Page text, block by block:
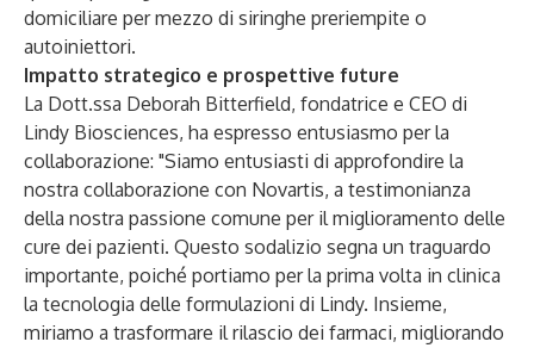
domiciliare per mezzo di siringhe preriempite o
autoiniettori.
Impatto strategico e prospettive future
La Dott.ssa Deborah Bitterfield, fondatrice e CEO di
Lindy Biosciences, ha espresso entusiasmo per la
collaborazione: "Siamo entusiasti di approfondire la
nostra collaborazione con Novartis, a testimonianza
della nostra passione comune per il miglioramento delle
cure dei pazienti. Questo sodalizio segna un traguardo
importante, poiché portiamo per la prima volta in clinica
la tecnologia delle formulazioni di Lindy. Insieme,
miriamo a trasformare il rilascio dei farmaci, migliorando